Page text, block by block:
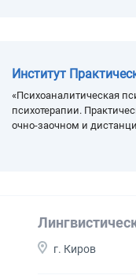
Институт
«Психоаналитическая
психотерапии.
очно-заочном и
г. Киров